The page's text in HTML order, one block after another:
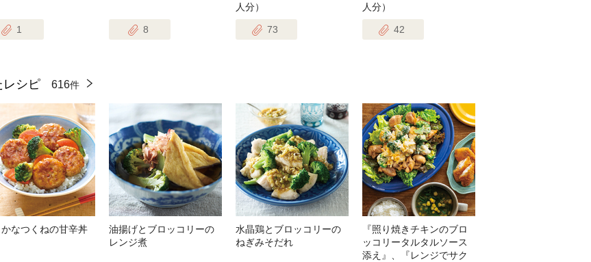
1 8
人分）
73
人分）
42
レシピ 616件
なつくねの甘辛丼
油揚げとブロッコリーの
レンジ煮
水晶鶏とブロッコリーの
ねぎみそだれ
『照り焼きチキンのブロ
ッコリータルタルソース
添え』、『レンジでサク